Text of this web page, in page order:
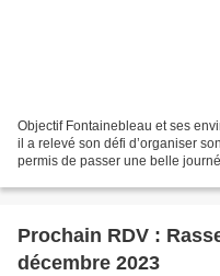
Objectif Fontainebleau et ses
il a relevé son défi d’organiser
permis de passer une belle
Prochain RDV :
décembre 2023